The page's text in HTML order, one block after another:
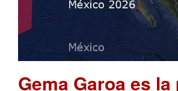
Gema Garoa es